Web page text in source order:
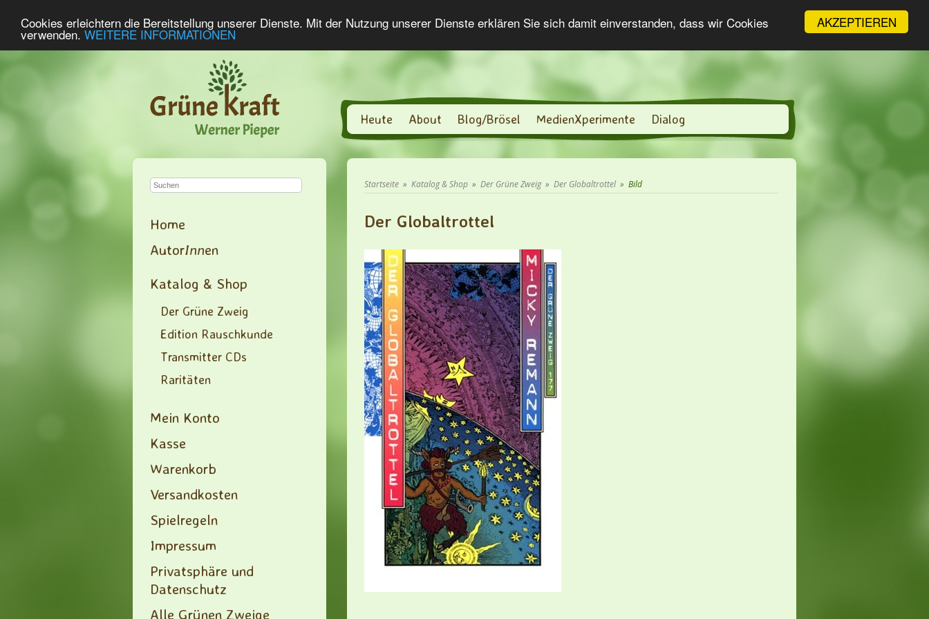
AKZEPTIEREN
Cookies erleichtern die Bereitstellung unserer Dienste. Mit der Nutzung unserer Dienste erklären Sie sich damit einverstanden, dass wir Cookies
verwenden. WEITERE INFORMATIONEN
Heute About Blog/Brösel MedienXperimente Dialog
Home
AutorInnen
Katalog & Shop
Der Grüne Zweig
Edition Rauschkunde
Transmitter CDs
Raritäten
Mein Konto
Kasse
Warenkorb
Versandkosten
Spielregeln
Impressum
Privatsphäre und
Datenschutz
Alle Grünen Zweige
Startseite » Katalog & Shop » Der Grüne Zweig» Der Globaltrottel » Bild
Der Globaltrottel